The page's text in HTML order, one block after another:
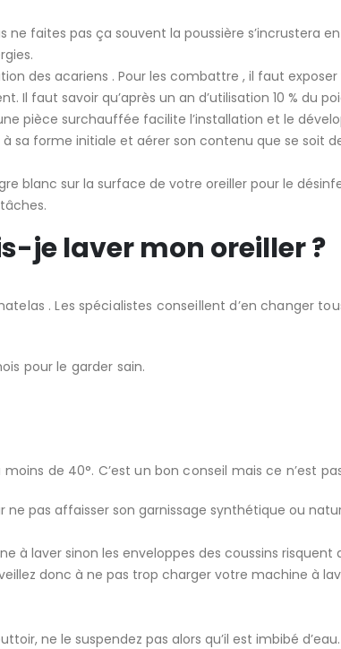
faites pas ça souvent la poussière s’incrustera
des acariens . Pour les combattre , il faut
faut savoir qu’après un an d’utilisation 10 % du
pièce surchauffée facilite l’installation et le
sa forme initiale et aérer son contenu que se soit
blanc sur la surface de votre oreiller pour le
je laver mon oreiller ?
. Les spécialistes conseillent d’en changer
pour le garder sain.
de 40°. C’est un bon conseil mais ce n’est
pas affaisser son garnissage synthétique ou
à laver sinon les enveloppes des coussins risquent
donc à ne pas trop charger votre machine à
ne le suspendez pas alors qu’il est imbibé d’eau.